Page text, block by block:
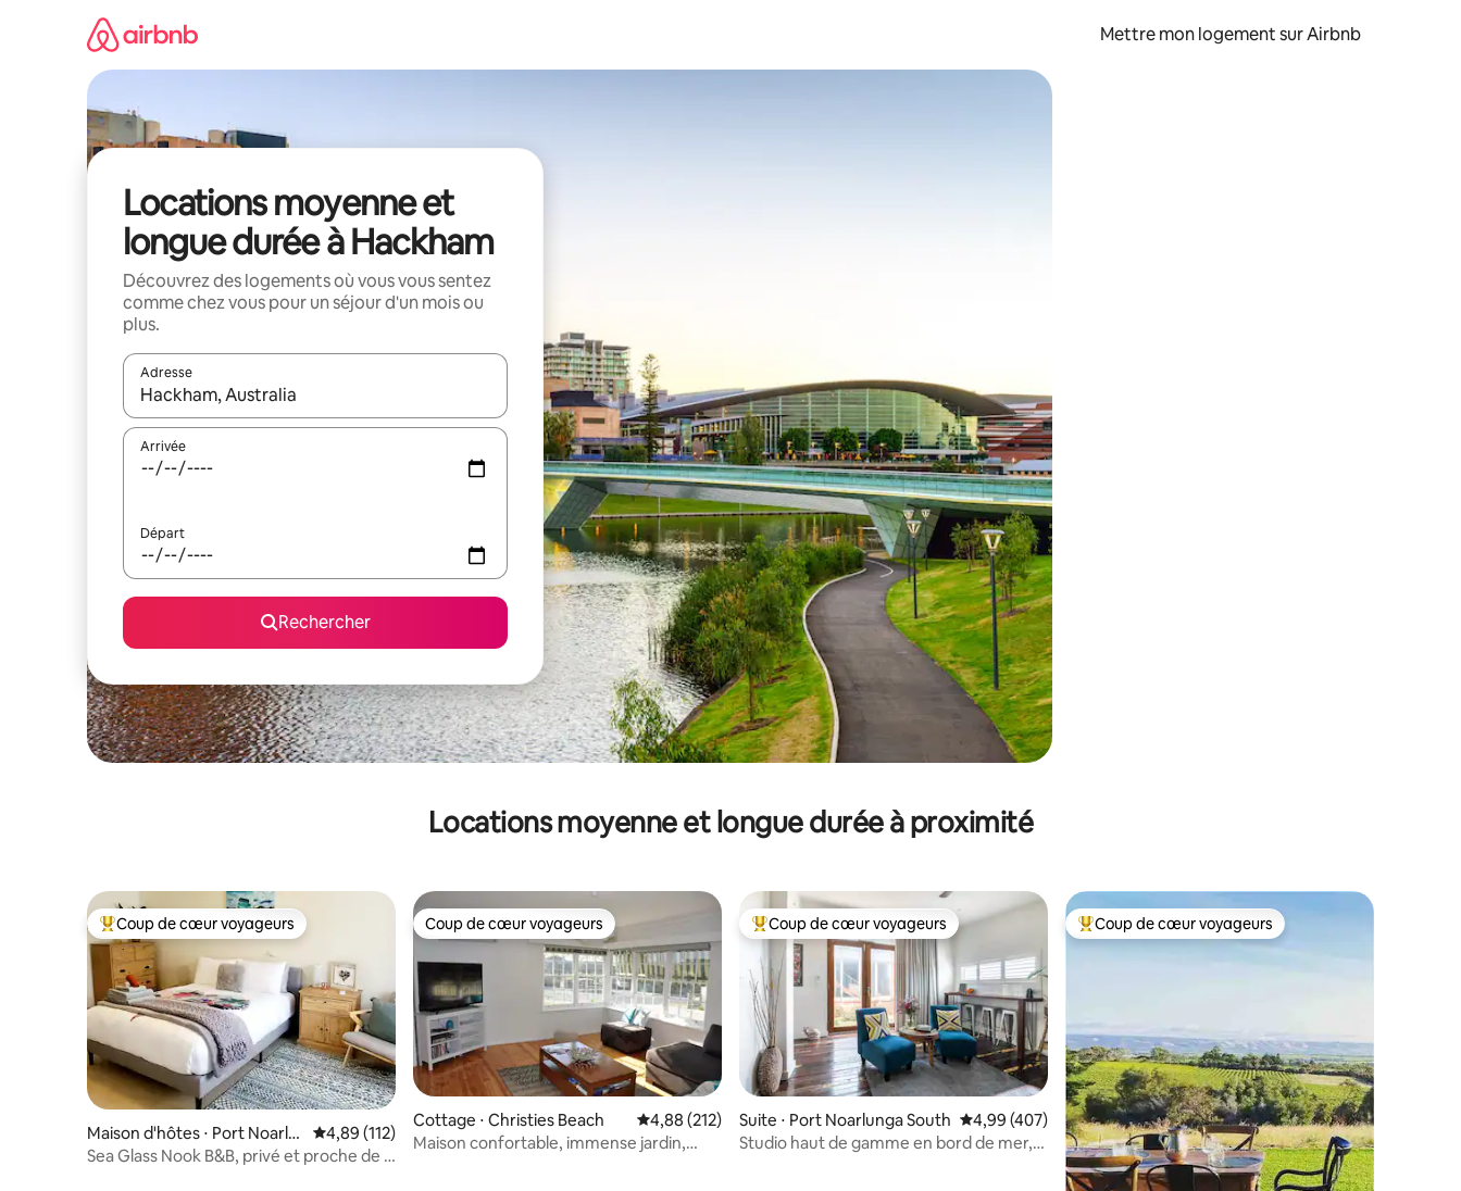
Mettre mon logement sur Airbnb
Locations moyenne et
longue durée à Hackham
Découvrez des logements où vous vous sentez
comme chez vous pour un séjour d'un mois ou
plus.
Adresse
Lorsque les résultats s'affichent, utilisez les flèches vers le haut et vers le bas pour les parcourir ou en appuyant et en faisant glisser.
Arrivée
Départ
Rechercher
Locations moyenne et longue durée à proximité
Coups de cœur voyageurs les plus appréciés
Coup de cœur voyageurs
Maison d'hôtes ⋅ Port Noarlu
nga South
Évaluation moyenne sur la base de 112 commentaires : 4,89 sur 5
4,89 (112)
Sea Glass Nook B&B, privé et proche de la
Coup de cœur voyageurs
Coup de cœur voyageurs
Cottage ⋅ Christies Beach Évaluation moyenne sur la base de 212 commentaires : 4,88 sur 5
4,88 (212)
Maison confortable, immense jardin,
Coups de cœur voyageurs les plus appréciés
Coup de cœur voyageurs
Suite ⋅ Port Noarlunga South Évaluation moyenne sur la base de 407 commentaires : 4,99 sur 5
4,99 (407)
Studio haut de gamme en bord de mer,
Coups de cœur voyageurs les plus appréciés
Coup de cœur voyageurs